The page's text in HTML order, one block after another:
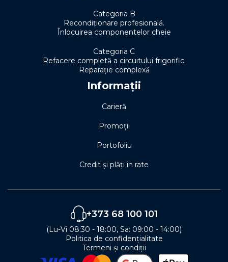
Categoria B
Recondiționare profesională.
Înlocuirea componentelor cheie
Categoria C
Refacere completă a circuitului frigorific.
Reparație complexă
Informații
Carieră
Promoții
Portofoliu
Credit și plăți în rate
+373 68 100 101
(Lu-Vi 08:30 - 18:00, Sa: 09:00 - 14:00)
Politica de confidențialitate
Termeni și condiții